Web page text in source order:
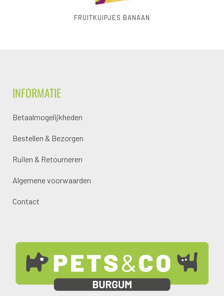
FRUITKUIPJES BANAAN
INFORMATIE
Betaalmogelijkheden
Bestellen & Bezorgen
Ruilen & Retourneren
Algemene voorwaarden
Contact